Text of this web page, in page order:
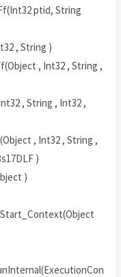
ptid, String
, String )
, Int32 , String ,
, String , Int32 ,
, Int32 , String ,
)
)